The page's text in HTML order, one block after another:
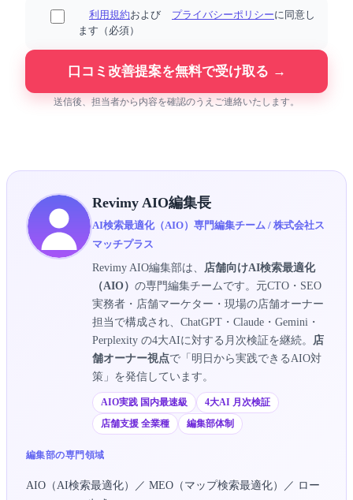
利用規約および プライバシーポリシーに同意し
ます（必須）
口コミ改善提案を無料で受け取る →
送信後、担当者から内容を確認のうえご連絡いたします。
Revimy AIO編集長
AI検索最適化（AIO）専門編集チーム / 株式会社ス
マッチプラス
Revimy AIO編集部は、
店舗向けAI検索最適化
（AIO） の専門編集チームです。元CTO・SEO
実務者・店舗マーケター・現場の店舗オーナー
担当で構成され、ChatGPT・Claude・Gemini・
Perplexity の4大AIに対する月次検証を継続。
店
舗オーナー視点で「明日から実践できるAIO対
策」を発信しています。
AIO実践 国内最速級
4大AI 月次検証
店舗支援 全業種
編集部体制
編集部の専門領域
AIO（AI検索最適化）／ MEO（マップ検索最適化）／ ロー